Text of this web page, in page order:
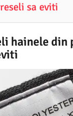
sa eviti
hainele